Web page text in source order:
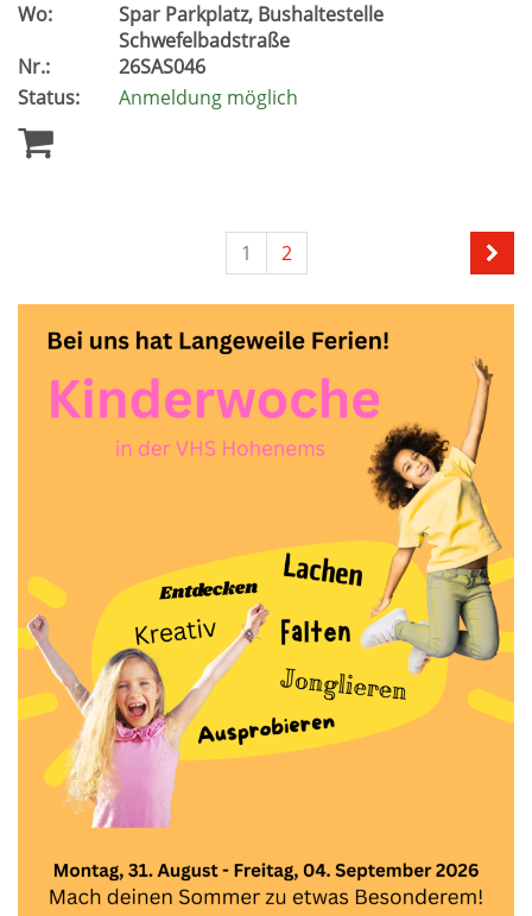
Wo:
Spar Parkplatz, Bushaltestelle
Schwefelbadstraße
Nr.:
26SAS046
Status:
Anmeldung möglich
1 2